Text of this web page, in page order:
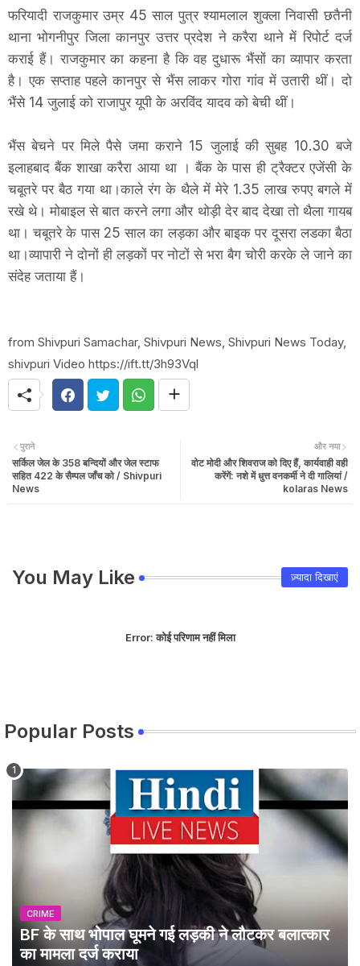
फरियादी राजकुमार उम्र 45 साल पुत्र श्यामलाल शुक्ला निवासी छतैनी
थाना भोगनीपुर जिला कानपुर उत्तर प्रदेश ने करैरा थाने में रिपोर्ट दर्ज
कराई हैं। राजकुमार का कहना है कि वह दुधारू भैंसों का व्यापार करता
है। एक सप्ताह पहले कानपुर से भैंस लाकर गोरा गांव में उतारी थीं। दो
भैंसे 14 जुलाई को राजापुर यूपी के अरविंद यादव को बेची थीं।
भैंस बेचने पर मिले पैसे जमा कराने 15 जुलाई की सुबह 10.30 बजे
इलाहबाद बैंक शाखा करैरा आया था । बैंक के पास ही ट्रैक्टर एजेंसी के
चबूतरे पर बैठ गया था।काले रंग के थैले में मेरे 1.35 लाख रुपए बगले में
रखे थे। मोबाइल से बात करने लगा और थोड़ी देर बाद देखा तो थैला गायब
था। चबूतरे के पास 25 साल का लड़का और बाइक पर दूसरा लडका बैठा
था।व्यापारी ने दोनों ही लड़कों पर नोटों से भरा बैग चोरी करके ले जाने का
संदेह जताया हैं।
from Shivpuri Samachar, Shivpuri News, Shivpuri News Today,
shivpuri Video https://ift.tt/3h93Vql
और नया
वोट मोदी और शिवराज को दिए हैं, कार्यवाही वही
करेंगें: नशे में धुत्त वनकर्मी ने दी गालियां /
kolaras News
पुराने
सर्किल जेल के 358 बन्दियों और जेल स्टाफ
सहित 422 के सैम्पल जाँच को / Shivpuri
News
You May Like ज़्यादा दिखाएं
Error:कोई परिणाम नहीं मिला
Popular Posts
CRIME
BF के साथ भोपाल घूमने गई लड़की ने लौटकर बलात्कार
का मामला दर्ज कराया